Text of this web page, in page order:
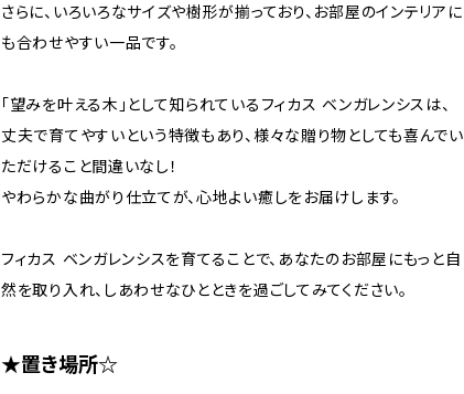
さらに、いろいろなサイズや樹形が揃っており、お部屋のインテリアに
も合わせやすい一品です。
「望みを叶える木」として知られているフィカス ベンガレンシスは、
丈夫で育てやすいという特徴もあり、様々な贈り物としても喜んでい
ただけること間違いなし！
やわらかな曲がり仕立てが、心地よい癒しをお届けします。
フィカス ベンガレンシスを育てることで、あなたのお部屋にもっと自
然を取り入れ、しあわせなひとときを過ごしてみてください。
★置き場所☆